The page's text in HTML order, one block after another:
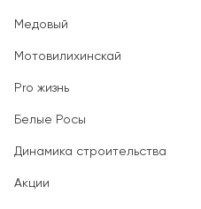
Медовый
Мотовилихинскай
Pro жизнь
Белые Росы
Динамика строительства
Акции